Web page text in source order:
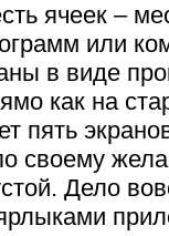
ячеек –
или
в виде
как на
пять
своему
Дело